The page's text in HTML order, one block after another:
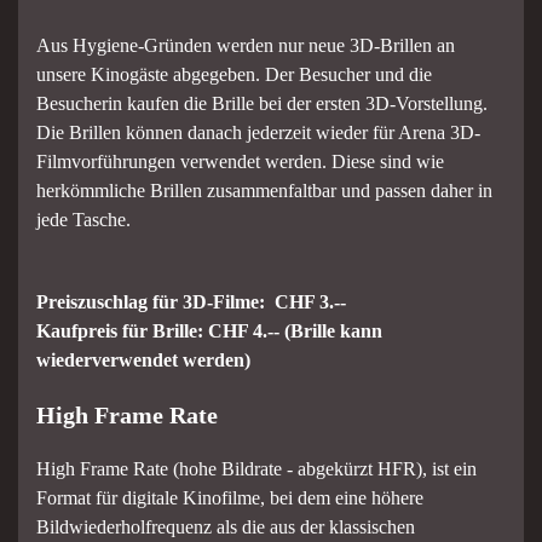
Aus Hygiene-Gründen werden nur neue 3D-Brillen an
unsere Kinogäste abgegeben. Der Besucher und die
Besucherin kaufen die Brille bei der ersten 3D-Vorstellung.
Die Brillen können danach jederzeit wieder für Arena 3D-
Filmvorführungen verwendet werden. Diese sind wie
herkömmliche Brillen zusammenfaltbar und passen daher in
jede Tasche.
Preiszuschlag für 3D-Filme: CHF 3.--
Kaufpreis für Brille: CHF 4.-- (Brille kann
wiederverwendet werden)
High Frame Rate
High Frame Rate (hohe Bildrate - abgekürzt HFR), ist ein
Format für digitale Kinofilme, bei dem eine höhere
Bildwiederholfrequenz als die aus der klassischen